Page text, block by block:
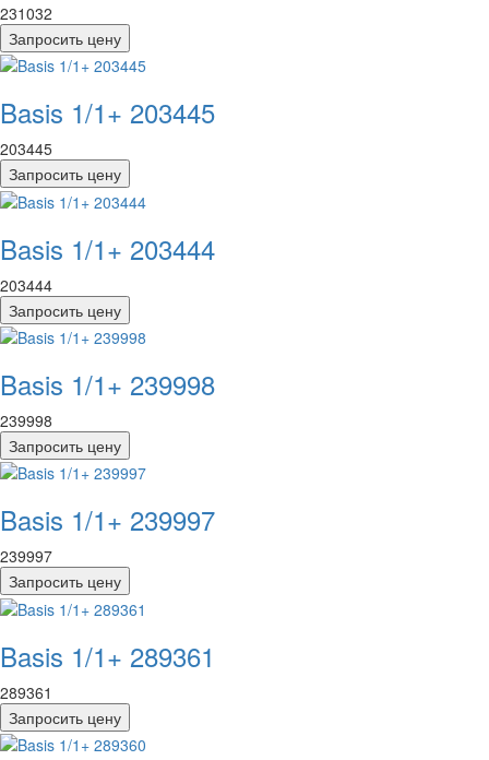
231032
Запросить цену
Basis 1/1+ 203445
203445
Запросить цену
Basis 1/1+ 203444
203444
Запросить цену
Basis 1/1+ 239998
239998
Запросить цену
Basis 1/1+ 239997
239997
Запросить цену
Basis 1/1+ 289361
289361
Запросить цену